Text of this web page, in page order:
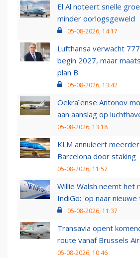
El Al noteert snelle
minder oorlogsgeweld
05-08-2026, 14:17
Lufthansa verwacht
begin 2027, maar
plan B
05-08-2026, 13:42
Oekraïense Antonov
aan aanslag op
05-08-2026, 13:18
KLM annuleert
Barcelona door staking
05-08-2026, 11:57
Willie Walsh neemt het
IndiGo: 'op naar
05-08-2026, 11:37
Transavia opent
route vanaf Brussels
05-08-2026, 10:46